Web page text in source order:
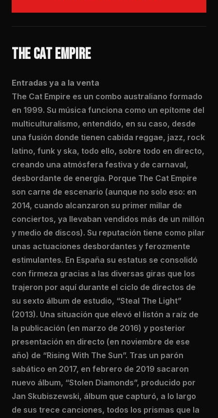
THE CAT EMPIRE
Entradas ya a la venta
The Cat Empire es un combo australiano formado
en 1999. Su música funciona como un epítome del
multiculturalismo, entendido, en su caso, desde
una fusión donde tienen cabida reggae, jazz, rock
latino, funk y ska, todo ello, sobre todo en directo,
creando una atmósfera festiva y de carnaval,
desbordante de energía. Porque The Cat Empire
son carne de escenario (aunque no solo eso: en
2014, cuando alcanzaron su primer millar de
conciertos, ya llevaban vendidos más de un millón
y medio de discos). Su reputación tiene como pilar
unas actuaciones desbordantes y ferozmente
estimulantes. En España su estatus se consolidó
con firmeza gracias a las diversas giras que los
trajeron por aquí durante el ciclo de directos de
su sexto álbum de estudio, “Steal The Light”
(2013). Una situación que elevó el listón a raíz de
la publicación (en marzo de 2016) y posterior
presentación en directo (en noviembre de ese
año) de “Rising With The Sun”. Tras un parón
sabático en 2017, en febrero de 2019 sacaron
nuevo álbum, “Stolen Diamonds”, producido por
Jan Skubiszewski, álbum que capturó, a lo largo
de sus trece canciones, todos los prismas que la